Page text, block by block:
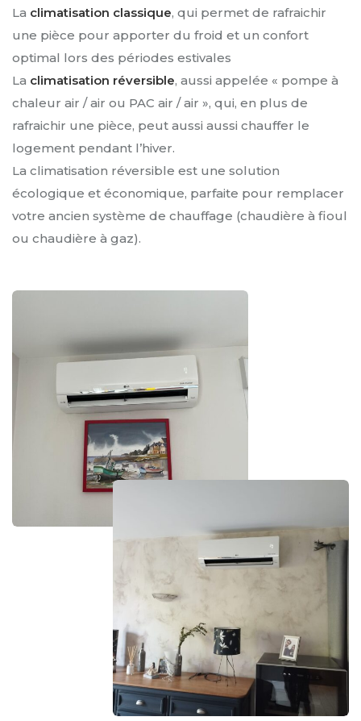
La climatisation classique, qui permet de rafraichir
une pièce pour apporter du froid et un confort
optimal lors des périodes estivales
La climatisation réversible, aussi appelée « pompe à
chaleur air / air ou PAC air / air », qui, en plus de
rafraichir une pièce, peut aussi aussi chauffer le
logement pendant l’hiver.
La climatisation réversible est une solution
écologique et économique, parfaite pour remplacer
votre ancien système de chauffage (chaudière à fioul
ou chaudière à gaz).